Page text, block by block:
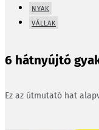
NYAK
VÁLLAK
6 hátnyújtó
Ez az útmutató hat